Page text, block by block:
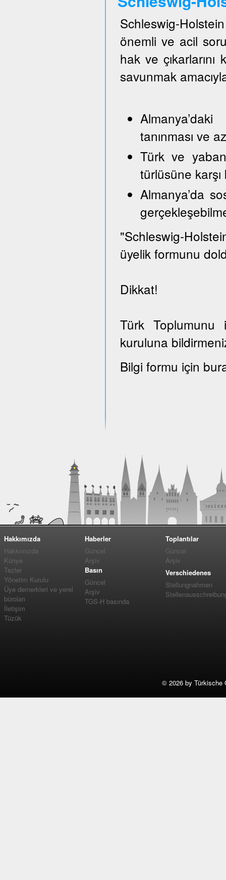
Schleswig-
önemli ve acil
hak ve
savunmak
tanınması ve
Türk ve
türlüsüne
Almanya’da
"Schleswig-
üyelik formunu
Dikkat!
Türk
kuruluna
Bilgi formu için
Hakkımızda
Hakkımızda
Künye
Tezler
Yönetim Kurulu
Üye dernerkleri ve yerel
büroları
İletişim
Tüzük
Haberler
Güncel
Arşiv
Basın
Güncel
Arşiv
TGS-H basında
Toplantılar
Güncel
Arşiv
Verschiedenes
Stellungnahmen
© 2026 by Türkische